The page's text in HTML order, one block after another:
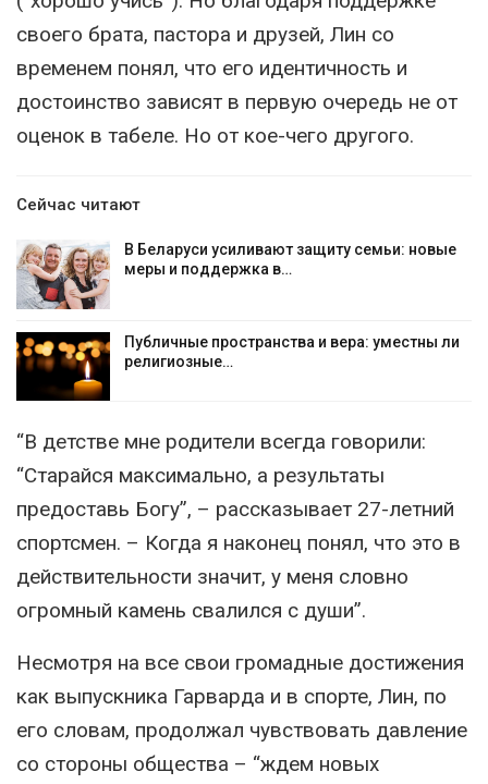
своего брата, пастора и друзей, Лин со
временем понял, что его идентичность и
достоинство зависят в первую очередь не от
оценок в табеле. Но от кое-чего другого.
Сейчас читают
В Беларуси усиливают защиту семьи: новые
меры и поддержка в…
Публичные пространства и вера: уместны ли
религиозные…
“В детстве мне родители всегда говорили:
“Старайся максимально, а результаты
предоставь Богу”, – рассказывает 27-летний
спортсмен. – Когда я наконец понял, что это в
действительности значит, у меня словно
огромный камень свалился с души”.
Несмотря на все свои громадные достижения
как выпускника Гарварда и в спорте, Лин, по
его словам, продолжал чувствовать давление
со стороны общества – “ждем новых